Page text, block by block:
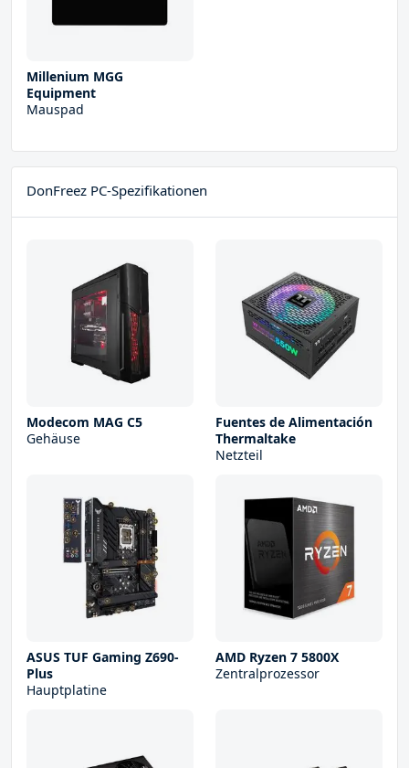
Millenium MGG
Equipment
Mauspad
DonFreez PC-Spezifikationen
Modecom MAG C5
Gehäuse
Fuentes de Alimentación
Thermaltake
Netzteil
ASUS TUF Gaming Z690-
Plus
Hauptplatine
AMD Ryzen 7 5800X
Zentralprozessor